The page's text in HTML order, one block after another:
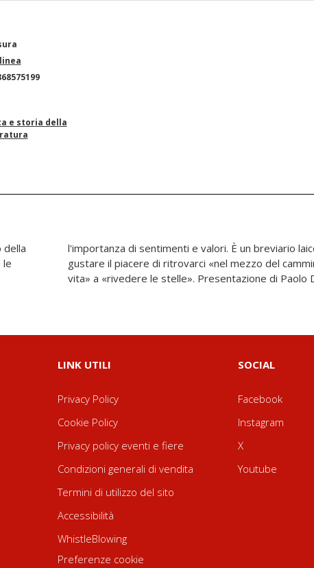
e storia della
della
le
per
vita» a «rivedere le stelle». Presentazione di Paolo
LINK UTILI
Privacy Policy
Cookie Policy
Privacy policy eventi e fiere
Condizioni generali di vendita
Termini di utilizzo del sito
Accessibilità
WhistleBlowing
Preferenze cookie
SOCIAL
Facebook
Instagram
X
Youtube